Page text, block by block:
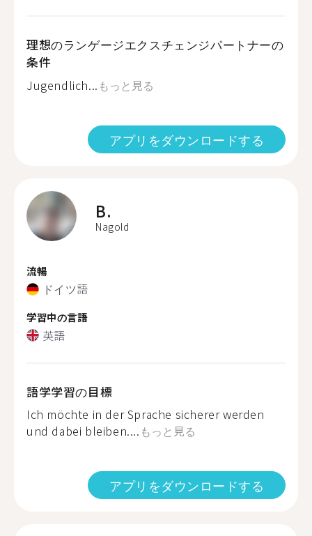
理想のランゲージエクスチェンジパートナーの
条件
Jugendlich... もっと見る
アプリをダウンロードする
B.
Nagold
流暢
ドイツ語
学習中の言語
英語
語学学習の目標
Ich möchte in der Sprache sicherer werden
und dabei bleiben.... もっと見る
アプリをダウンロードする